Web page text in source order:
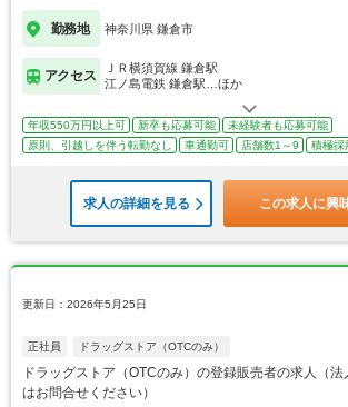
勤務地 神奈川県 鎌倉市
アクセス
ＪＲ横須賀線 鎌倉駅
江ノ島電鉄 鎌倉駅…ほか
年収550万円以上可 新卒も応募可能
未経験者も応募可能
原則、引越しを伴う転勤なし
車通勤可 店舗数1～9 積極採
求人の詳細を見る この求人に興
更新日：2026年5月25日
正社員 ドラッグストア（OTCのみ）
ドラッグストア（OTCのみ）の登録販売者の求人（
はお問合せください）